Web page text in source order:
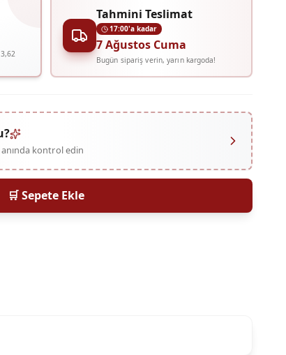
Tahmini Teslimat
17:00'a kadar
7 Ağustos Cuma
Bugün sipariş verin, yarın kargoda!
anında kontrol edin
🛒 Sepete Ekle